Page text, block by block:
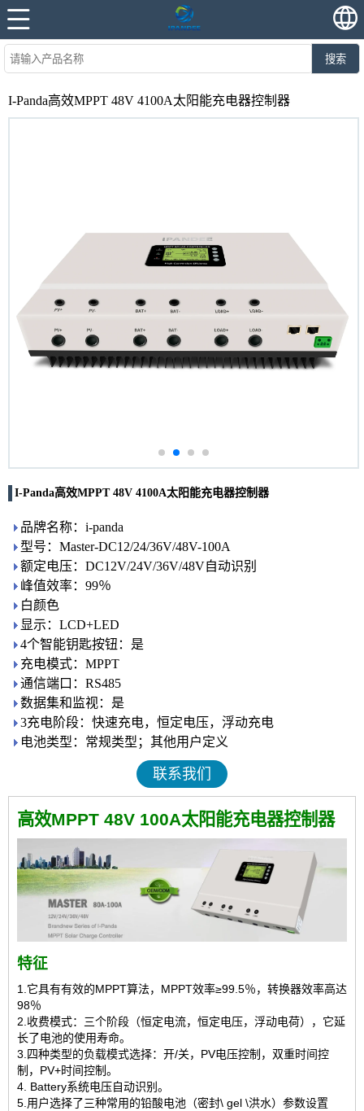
搜索
I-Panda高效MPPT 48V 4100A太阳能充电器控制器
I-Panda高效MPPT 48V 4100A太阳能充电器控制器
品牌名称：i-panda
型号：Master-DC12/24/36V/48V-100A
额定电压：DC12V/24V/36V/48V自动识别
峰值效率：99％
白颜色
显示：LCD+LED
4个智能钥匙按钮：是
充电模式：MPPT
通信端口：RS485
数据集和监视：是
3充电阶段：快速充电，恒定电压，浮动充电
电池类型：常规类型；其他用户定义
联系我们
高效MPPT 48V 100A太阳能充电器控制器
特征
1.它具有有效的MPPT算法，MPPT效率≥99.5％，转换器效率高达
98％
2.收费模式：三个阶段（恒定电流，恒定电压，浮动电荷），它延
长了电池的使用寿命。
3.四种类型的负载模式选择：开/关，PV电压控制，双重时间控
制，PV+时间控制。
4. Battery系统电压自动识别。
5.用户选择了三种常用的铅酸电池（密封\ gel \洪水）参数设置